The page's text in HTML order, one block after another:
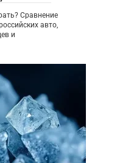
Сравнение
авто,
и